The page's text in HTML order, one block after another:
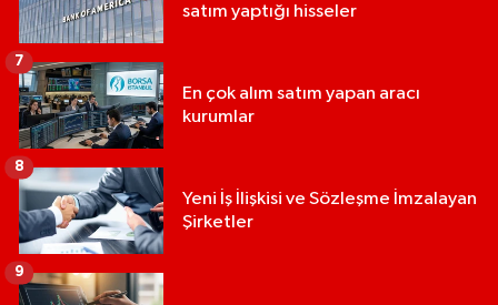
satım yaptığı hisseler
En çok alım satım yapan aracı
kurumlar
7
Yeni İş İlişkisi ve Sözleşme İmzalayan
Şirketler
8
9